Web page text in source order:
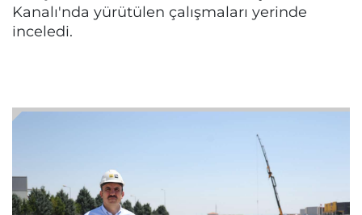
Kanalı'nda yürütülen çalışmaları yerinde
inceledi.